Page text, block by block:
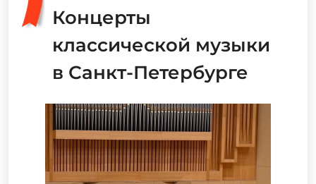
Концерты
классической музыки
в Санкт-Петербурге